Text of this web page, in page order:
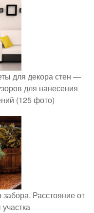
для декора стен —
для нанесения
(125 фото)
Расстояние от